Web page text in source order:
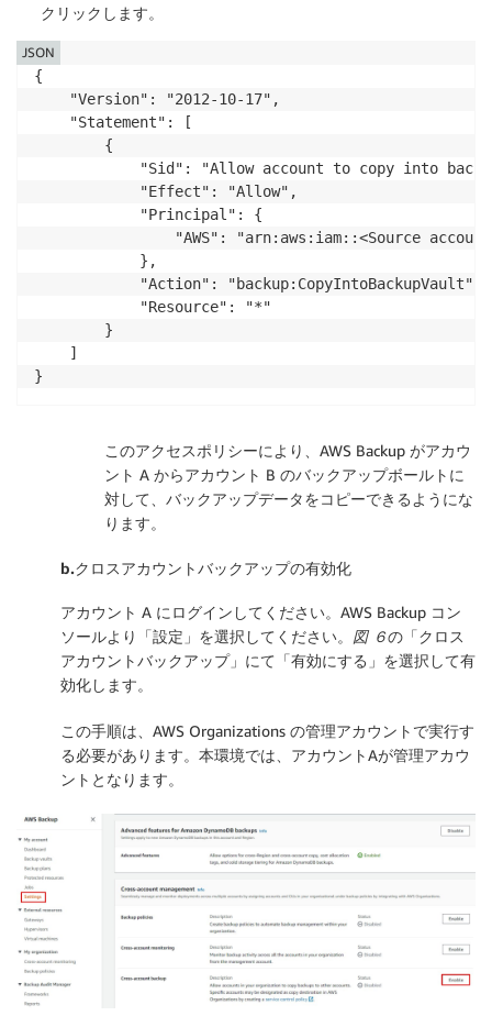
クリックします。
{
    "Version": "2012-10-17",
    "Statement": [
        {
"Sid": "Allow account to copy into
            "Effect": "Allow",
            "Principal": {
"AWS": "arn:aws:iam::<Source
            },
            "Action": "backup:CopyIntoBackupVault",
            "Resource": "*"
        }
    ]
JSON
このアクセスポリシーにより、AWS Backup がアカウ
ント A からアカウント B のバックアップボールトに
対して、バックアップデータをコピーできるようにな
ります。
b.クロスアカウントバックアップの有効化
アカウント A にログインしてください。AWS Backup コン
ソールより「設定 」を選択してください。 図 ６の「クロス
アカウントバックアップ」にて「有効にする 」を選択して有
効化します。
この手順は、AWS Organizations の管理アカウントで実行す
る必要があります。本環境では、アカウントAが管理アカウ
ントとなります。